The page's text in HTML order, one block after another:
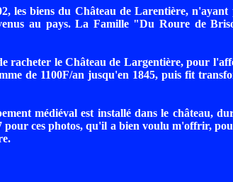
les biens du Château de Larentière, n'ayant
au pays. La Famille "Du Roure de
racheter le Château de Largentière, pour
de 1100F/an jusqu'en 1845, puis fit
médiéval est installé dans le château,
pour ces photos, qu'il a bien voulu m'offrir,